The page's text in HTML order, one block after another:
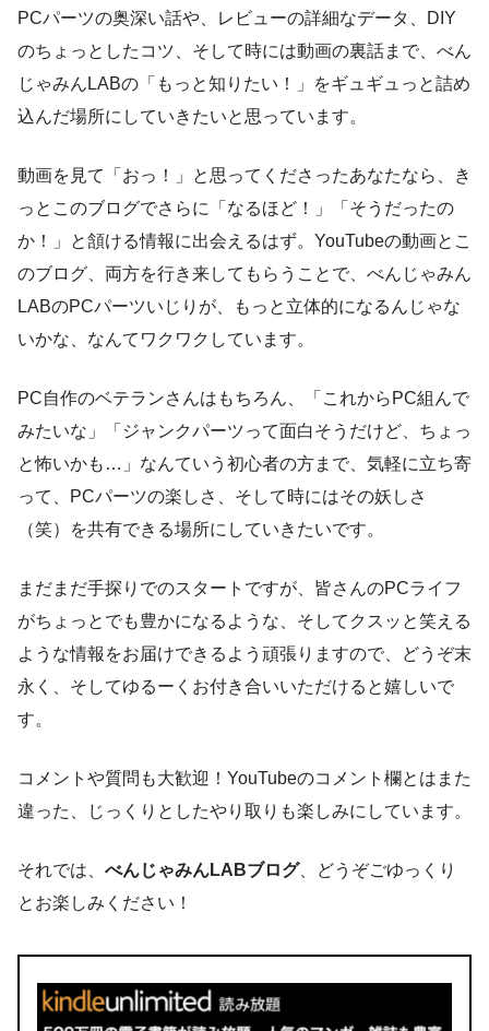
PCパーツの奥深い話や、レビューの詳細なデータ、DIY
のちょっとしたコツ、そして時には動画の裏話まで、べん
じゃみんLABの「もっと知りたい！」をギュギュっと詰め
込んだ場所にしていきたいと思っています。
動画を見て「おっ！」と思ってくださったあなたなら、き
っとこのブログでさらに「なるほど！」「そうだったの
か！」と頷ける情報に出会えるはず。YouTubeの動画とこ
のブログ、両方を行き来してもらうことで、べんじゃみん
LABのPCパーツいじりが、もっと立体的になるんじゃな
いかな、なんてワクワクしています。
PC自作のベテランさんはもちろん、「これからPC組んで
みたいな」「ジャンクパーツって面白そうだけど、ちょっ
と怖いかも…」なんていう初心者の方まで、気軽に立ち寄
って、PCパーツの楽しさ、そして時にはその妖しさ
（笑）を共有できる場所にしていきたいです。
まだまだ手探りでのスタートですが、皆さんのPCライフ
がちょっとでも豊かになるような、そしてクスッと笑える
ような情報をお届けできるよう頑張りますので、どうぞ末
永く、そしてゆるーくお付き合いいただけると嬉しいで
す。
コメントや質問も大歓迎！YouTubeのコメント欄とはまた
違った、じっくりとしたやり取りも楽しみにしています。
それでは、 べんじゃみんLABブログ、どうぞごゆっくり
とお楽しみください！